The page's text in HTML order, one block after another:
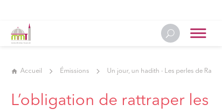
Accueil Émissions Un jour, un hadith - Les perles de
L’obligation de rattraper les